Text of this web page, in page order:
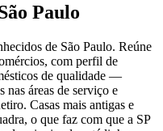
Paulo
de São Paulo. Reúne
com perfil de
de qualidade —
nas áreas de serviço e
Casas mais antigas e
o que faz com que a SP